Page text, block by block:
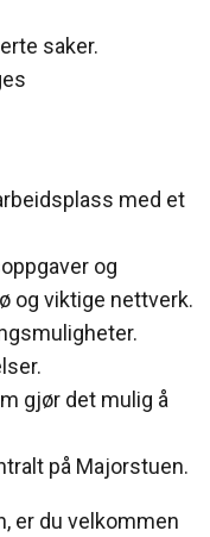
saker.
med et
og
og viktige nettverk.
gjør det mulig å
på Majorstuen.
er du velkommen